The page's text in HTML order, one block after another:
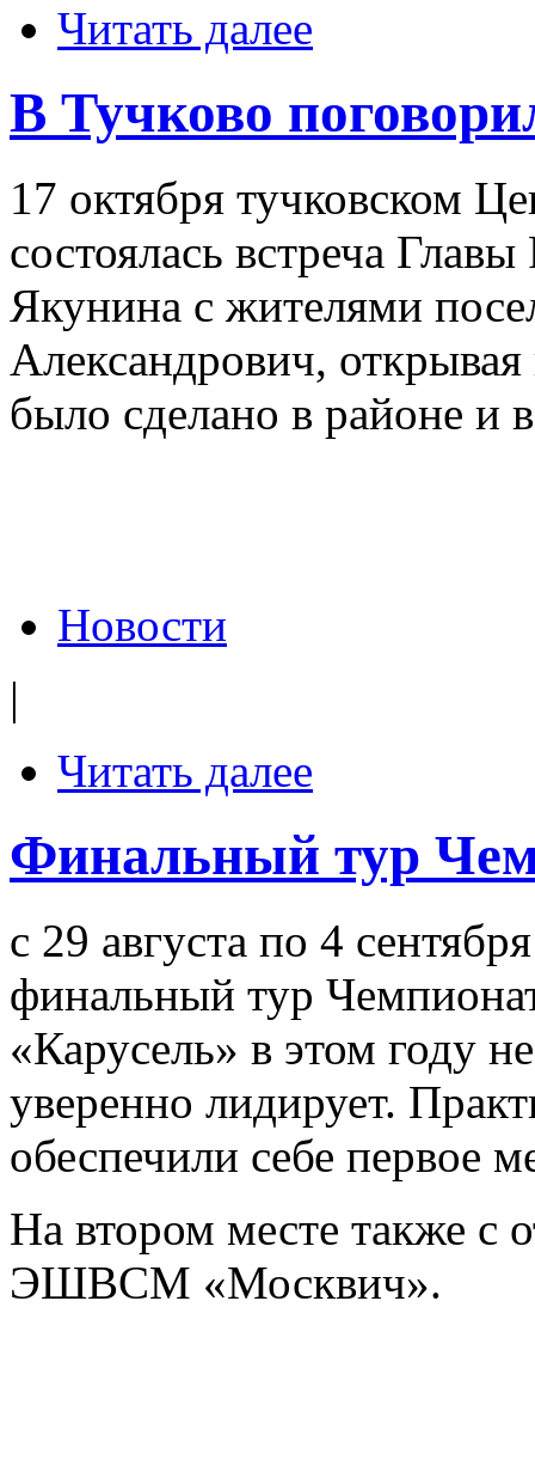
Читать далее
В Тучково
17 октября тучковском
состоялась встреча
Якунина с жителями
Александрович, открывая
было сделано в районе и
Новости
|
Читать далее
Финальный тур
с 29 августа по 4
финальный тур
«Карусель» в этом году
уверенно лидирует.
обеспечили себе первое
На втором месте также
ЭШВСМ «Москвич».